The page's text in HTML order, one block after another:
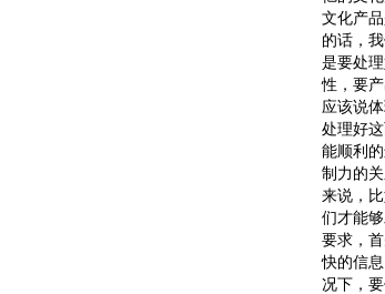
文化产
的话，
是要处
性，要
应该说
处理好
能顺利
制力的
来说，
们才能
要求，
快的信
况下，